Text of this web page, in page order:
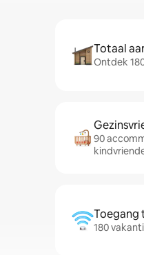
Totaal
Ontdek
90
Toegang
180